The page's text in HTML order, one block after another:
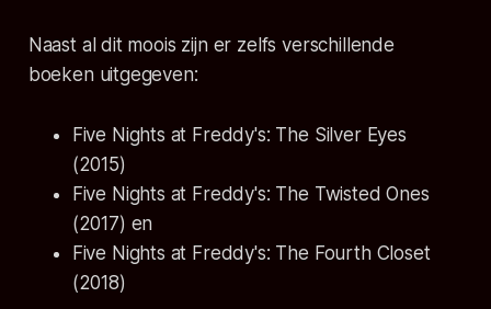
Naast al dit moois zijn er zelfs verschillende
boeken uitgegeven:
Five Nights at Freddy's: The Silver Eyes
(2015)
Five Nights at Freddy's: The Twisted Ones
(2017) en
Five Nights at Freddy's: The Fourth Closet
(2018)